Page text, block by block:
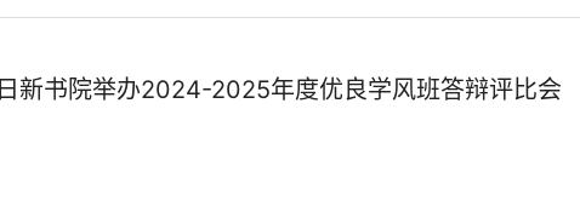
日新书院举办2024-2025年度优良学风班答辩评比会